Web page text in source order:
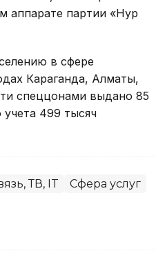
аппарате партии «Нур
в сфере
Караганда, Алматы,
спеццонами выдано 85
учета 499 тысяч
ТВ, IT Сфера услуг